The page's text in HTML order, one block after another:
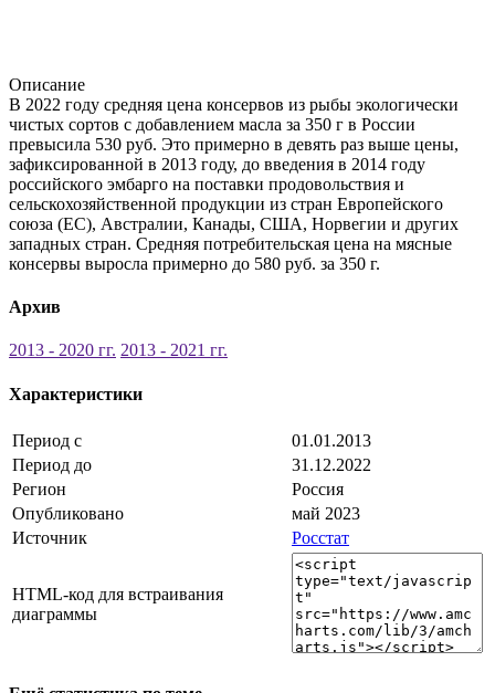
Описание
В 2022 году средняя цена консервов из рыбы экологически
чистых сортов с добавлением масла за 350 г в России
превысила 530 руб. Это примерно в девять раз выше цены,
зафиксированной в 2013 году, до введения в 2014 году
российского эмбарго на поставки продовольствия и
сельскохозяйственной продукции из стран Европейского
союза (ЕС), Австралии, Канады, США, Норвегии и других
западных стран. Средняя потребительская цена на мясные
консервы выросла примерно до 580 руб. за 350 г.
Архив
2013 - 2020 гг. 2013 - 2021 гг.
Характеристики
Период с
01.01.2013
Период до
31.12.2022
Регион
Россия
Опубликовано
май 2023
Источник
Росстат
HTML-код для встраивания
диаграммы